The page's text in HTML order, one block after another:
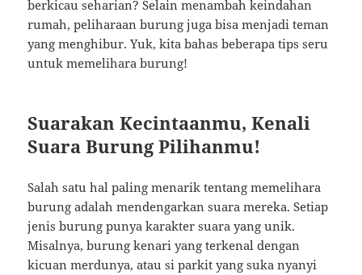
berkicau seharian? Selain menambah keindahan
rumah, peliharaan burung juga bisa menjadi teman
yang menghibur. Yuk, kita bahas beberapa tips seru
untuk memelihara burung!
Suarakan Kecintaanmu, Kenali
Suara Burung Pilihanmu!
Salah satu hal paling menarik tentang memelihara
burung adalah mendengarkan suara mereka. Setiap
jenis burung punya karakter suara yang unik.
Misalnya, burung kenari yang terkenal dengan
kicuan merdunya, atau si parkit yang suka nyanyi